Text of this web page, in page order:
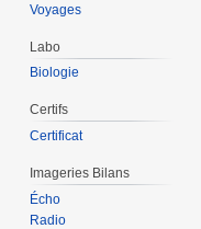
Voyages
Labo
Biologie
Certifs
Certificat
Imageries Bilans
Écho
Radio